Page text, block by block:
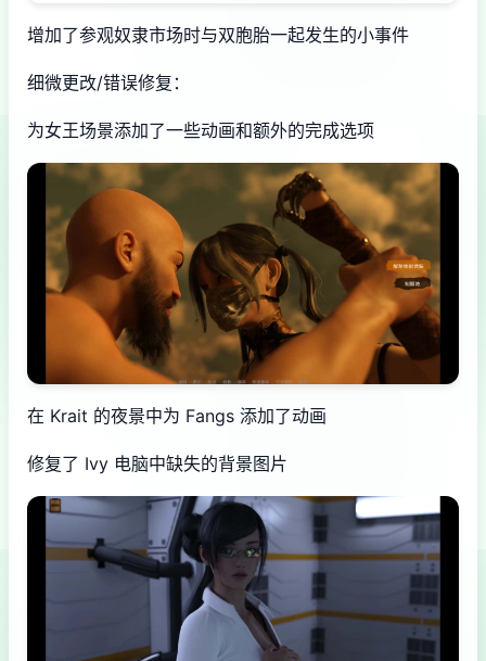
增加了参观奴隶市场时与双胞胎一起发生的小事件
细微更改/错误修复：
为女王场景添加了一些动画和额外的完成选项
在 Krait 的夜景中为 Fangs 添加了动画
修复了 Ivy 电脑中缺失的背景图片